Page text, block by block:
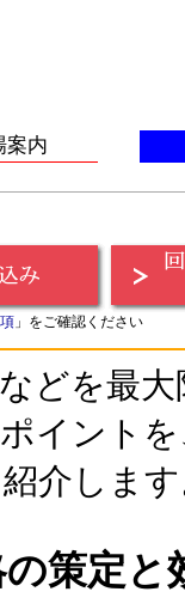
案内
」をご確認ください
どを最
イント
介しま
策定と